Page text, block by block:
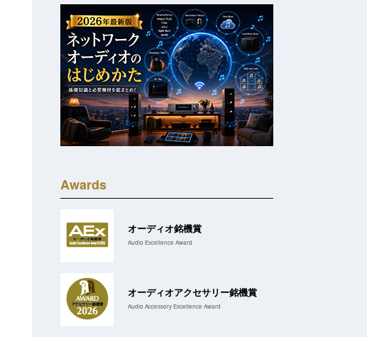
Awards
オーディオ銘機賞
Audio Excellence Award
オーディオアクセサリー銘機賞
Audio Accessory Excellence Award